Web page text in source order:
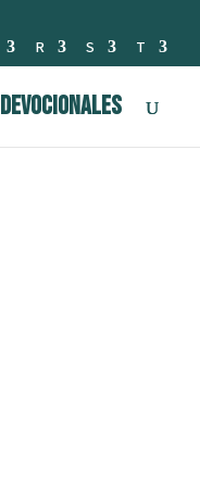
R S T
Devocionales